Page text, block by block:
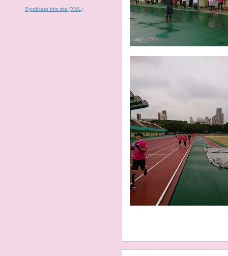
Syndicate this site (XML)